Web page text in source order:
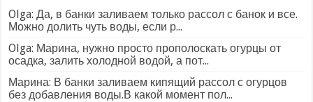
Olga: Да, в банки заливаем только рассол с банок и все.
Можно долить чуть воды, если р...
Olga: Марина, нужно просто прополоскать огурцы от
осадка, залить холодной водой, а пот...
Марина: В банки заливаем кипящий рассол с огурцов
без добавления воды.В какой момент пол...